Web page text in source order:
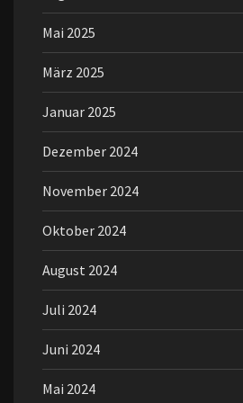
Mai 2025
März 2025
Januar 2025
Dezember 2024
November 2024
Oktober 2024
August 2024
Juli 2024
Juni 2024
Mai 2024